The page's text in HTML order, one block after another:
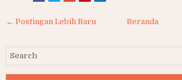
← Postingan Lebih Baru Beranda